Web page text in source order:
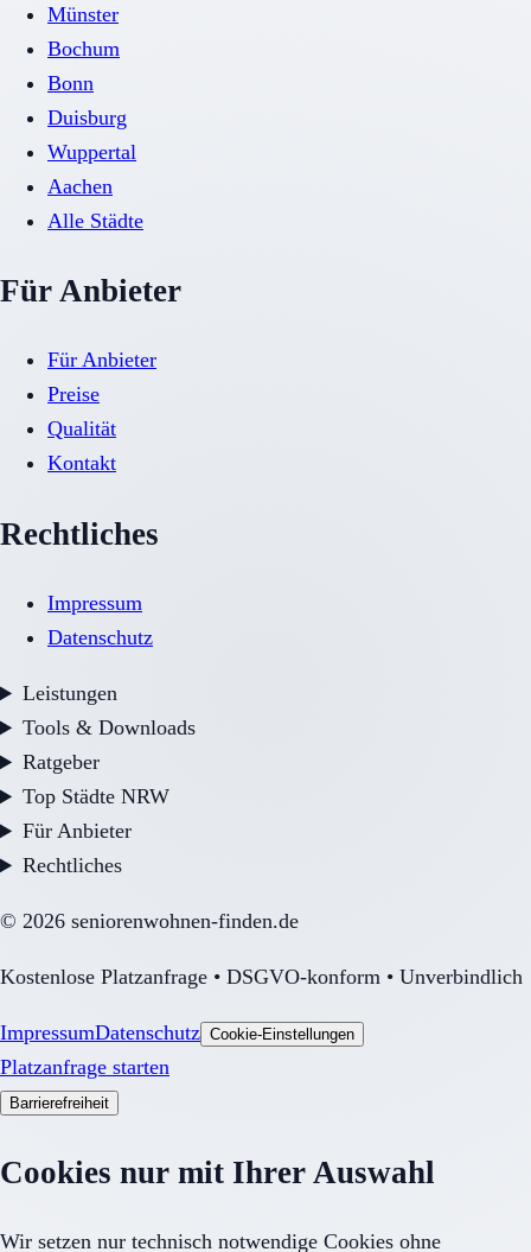
Münster
Bochum
Bonn
Duisburg
Wuppertal
Aachen
Alle Städte
Für Anbieter
Für Anbieter
Preise
Qualität
Kontakt
Rechtliches
Impressum
Datenschutz
Leistungen
Tools & Downloads
Ratgeber
Top Städte NRW
Für Anbieter
Rechtliches
© 2026 seniorenwohnen-finden.de
Kostenlose Platzanfrage • DSGVO-konform • Unverbindlich
ImpressumDatenschutz Cookie-Einstellungen
Platzanfrage starten
Barrierefreiheit
Cookies nur mit Ihrer Auswahl
Wir setzen nur technisch notwendige Cookies ohne